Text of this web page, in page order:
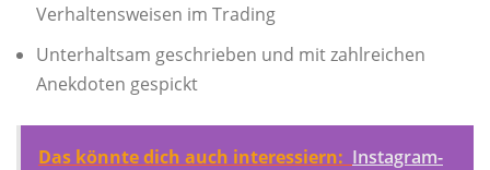
Verhaltensweisen im Trading
Unterhaltsam geschrieben und mit zahlreichen
Anekdoten gespickt
Das könnte dich auch interessiern: Instagram-